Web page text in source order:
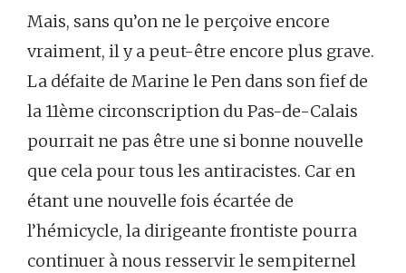
Mais, sans qu’on ne le perçoive encore
vraiment, il y a peut-être encore plus grave.
La défaite de Marine le Pen dans son fief de
la 11ème circonscription du Pas-de-Calais
pourrait ne pas être une si bonne nouvelle
que cela pour tous les antiracistes. Car en
étant une nouvelle fois écartée de
l’hémicycle, la dirigeante frontiste pourra
continuer à nous resservir le sempiternel